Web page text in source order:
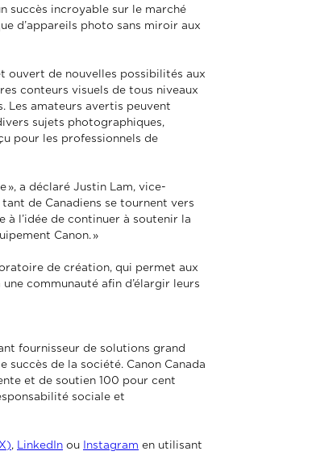
succès incroyable sur le marché
d’appareils photo sans miroir aux
ouvert de nouvelles possibilités aux
conteurs visuels de tous niveaux
Les amateurs avertis peuvent
sujets photographiques,
pour les professionnels de
», a déclaré Justin Lam, vice-
de Canadiens se tournent vers
l’idée de continuer à soutenir la
Canon. »
de création, qui permet aux
communauté afin d’élargir leurs
fournisseur de solutions grand
de la société. Canon Canada
et de soutien 100 pour cent
sociale et
, LinkedIn ou Instagram en utilisant